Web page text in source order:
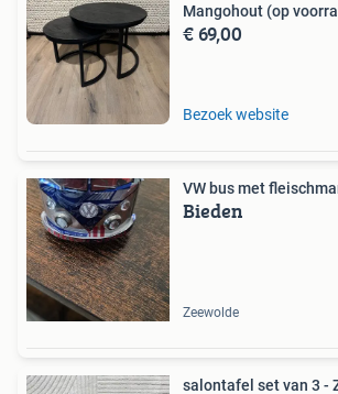
Mangohout (op
€ 69,00
Bezoek website
VW bus met
Bieden
Zeewolde
salontafel set van 3 -